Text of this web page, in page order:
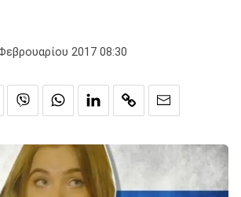
2017 08:30